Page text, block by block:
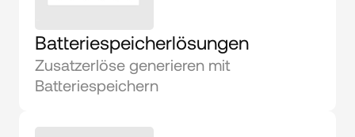
Batteriespeicherlösungen
Zusatzerlöse generieren mit
Batteriespeichern